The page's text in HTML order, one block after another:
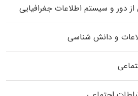
دور و سیستم اطلاعات جغرافیایی
و دانش شناسی